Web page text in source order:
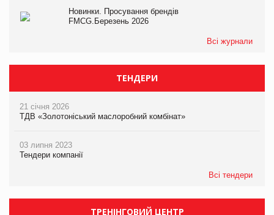
Новинки. Просування брендів
FMCG.Березень 2026
Всі журнали
ТЕНДЕРИ
21 січня 2026
ТДВ «Золотоніський маслоробний комбінат»
03 липня 2023
Тендери компанії
Всі тендери
ТРЕНІНГОВИЙ ЦЕНТР